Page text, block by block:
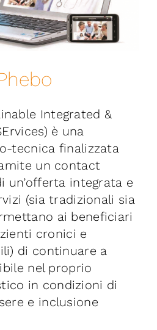
Integrated &
è una
tecnica finalizzata
un contact
un’offerta integrata e
(sia tradizionali sia
ai beneficiari
cronici e
di continuare a
nel proprio
in condizioni di
e inclusione